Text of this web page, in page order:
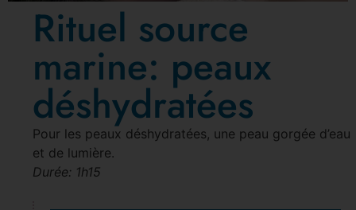
Rituel source
marine: peaux
déshydratées
Pour les peaux déshydratées, une peau gorgée d’eau
et de lumière.
Durée: 1h15